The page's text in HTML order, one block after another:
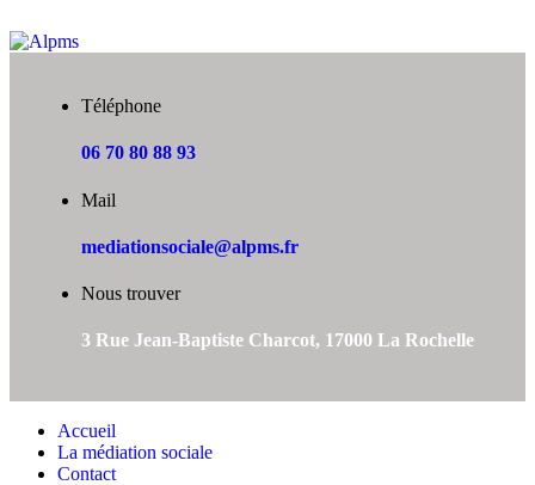
Téléphone
06 70 80 88 93
Mail
mediationsociale@alpms.fr
Nous trouver
3 Rue Jean-Baptiste Charcot, 17000 La Rochelle
Accueil
La médiation sociale
Contact